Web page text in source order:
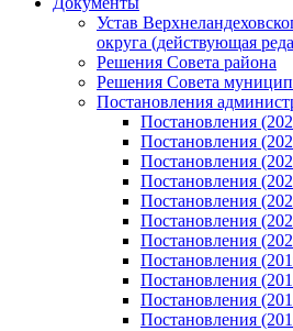
Устав
округа (действующая
Решения Совета района
Решения Совета
Постановления
Постановления
Постановления
Постановления
Постановления
Постановления
Постановления
Постановления
Постановления
Постановления
Постановления
Постановления